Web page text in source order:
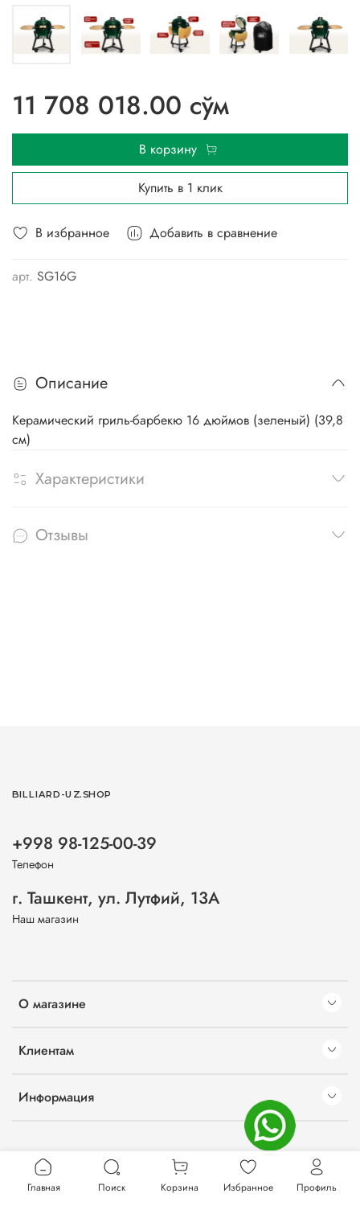
В избранное Добавить в сравнение
арт. SG16G
11 708 018.00 сўм
В корзину
Купить в 1 клик
Описание
Керамический гриль-барбекю 16 дюймов (зеленый) (39,8
см)
Характеристики
Отзывы
О магазине
Клиентам
Информация
BILLIARD-UZ.SHOP
+998 98-125-00-39
Телефон
г. Ташкент, ул. Лутфий, 13А
Наш магазин
Главная Поиск Корзина Избранное Профиль